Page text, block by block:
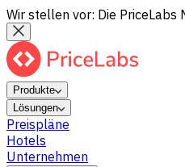
Wir stellen vor: Die PriceLabs
Produkte
Lösungen
Preispläne
Hotels
Unternehmen